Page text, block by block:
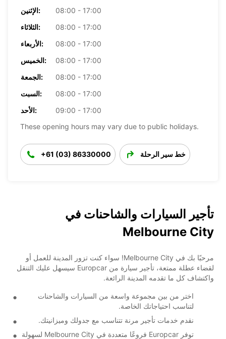
الإثنين:
08:00 - 17:00
الثلاثاء:
08:00 - 17:00
الأربعاء:
08:00 - 17:00
الخميس:
08:00 - 17:00
الجمعة:
08:00 - 17:00
السبت:
08:00 - 17:00
الأحد:
09:00 - 17:00
These opening hours may vary due to public holidays.
+61 (03) 86330000 خط سير الرحلة
تأجير السيارات والشاحنات في
Melbourne City
مرحبًا بك في Melbourne City! سواء كنت تزور المدينة للعمل أو
لقضاء عطلة ممتعة، تأجير سيارة من Europcar سيسهل عليك التنقل
واكتشاف كل ما تقدمه المدينة الرائعة.
اختر من بين مجموعة واسعة من السيارات والشاحنات
لتناسب احتياجاتك الخاصة.
نقدم خدمات تأجير مرنة تتناسب مع جدولك وميزانيتك.
توفر Europcar فروعًا متعددة في Melbourne City لسهولة